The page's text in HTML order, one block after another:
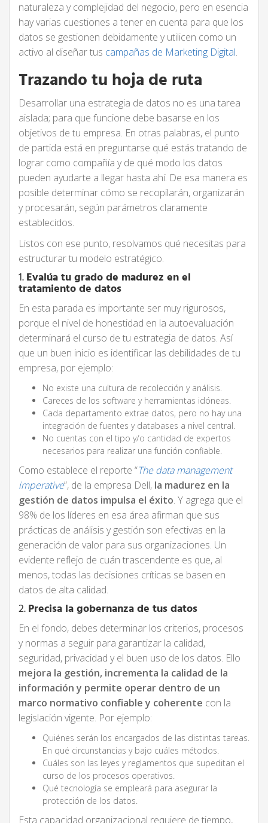
naturaleza y complejidad del negocio, pero en esencia
hay varias cuestiones a tener en cuenta para que los
datos se gestionen debidamente y utilicen como un
activo al diseñar tus campañas de Marketing Digital.
Trazando tu hoja de ruta
Desarrollar una estrategia de datos no es una tarea
aislada; para que funcione debe basarse en los
objetivos de tu empresa. En otras palabras, el punto
de partida está en preguntarse qué estás tratando de
lograr como compañía y de qué modo los datos
pueden ayudarte a llegar hasta ahí. De esa manera es
posible determinar cómo se recopilarán, organizarán
y procesarán, según parámetros claramente
establecidos.
Listos con ese punto, resolvamos qué necesitas para
estructurar tu modelo estratégico.
1.Evalúa tu grado de madurez en el
tratamiento de datos
En esta parada es importante ser muy rigurosos,
porque el nivel de honestidad en la autoevaluación
determinará el curso de tu estrategia de datos. Así
que un buen inicio es identificar las debilidades de tu
empresa, por ejemplo:
No existe una cultura de recolección y análisis.
Careces de los software y herramientas idóneas.
Cada departamento extrae datos, pero no hay una
integración de fuentes y databases a nivel central.
No cuentas con el tipo y/o cantidad de expertos
necesarios para realizar una función confiable.
Como establece el reporte “The data management
imperative”, de la empresa Dell, la madurez en la
gestión de datos impulsa el éxito. Y agrega que el
98% de los líderes en esa área afirman que sus
prácticas de análisis y gestión son efectivas en la
generación de valor para sus organizaciones. Un
evidente reflejo de cuán trascendente es que, al
menos, todas las decisiones críticas se basen en
datos de alta calidad.
2.Precisa la gobernanza de tus datos
En el fondo, debes determinar los criterios, procesos
y normas a seguir para garantizar la calidad,
seguridad, privacidad y el buen uso de los datos. Ello
mejora la gestión, incrementa la calidad de la
información y permite operar dentro de un
marco normativo confiable y coherente con la
legislación vigente. Por ejemplo:
Quiénes serán los encargados de las distintas tareas.
En qué circunstancias y bajo cuáles métodos.
Cuáles son las leyes y reglamentos que supeditan el
curso de los procesos operativos.
Qué tecnología se empleará para asegurar la
protección de los datos.
Esta capacidad organizacional requiere de tiempo,